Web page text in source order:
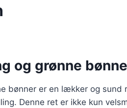
og grønne
bønner er en lækker og sund
Denne ret er ikke kun